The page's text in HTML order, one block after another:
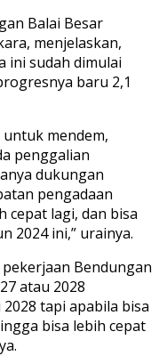
Balai Besar
menjelaskan,
ini sudah dimulai
baru 2,1
mendem,
penggalian
dukungan
pengadaan
cepat lagi, dan bisa
2024 ini,” urainya.
Bendungan
atau 2028
tapi apabila bisa
bisa lebih cepat